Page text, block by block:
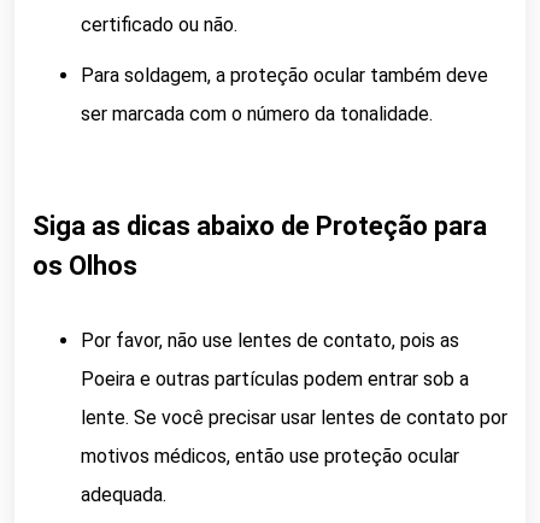
certificado ou não.
Para soldagem, a proteção ocular também deve
ser marcada com o número da tonalidade.
Siga as dicas abaixo de Proteção para
os Olhos
Por favor, não use lentes de contato, pois as
Poeira e outras partículas podem entrar sob a
lente. Se você precisar usar lentes de contato por
motivos médicos, então use proteção ocular
adequada.